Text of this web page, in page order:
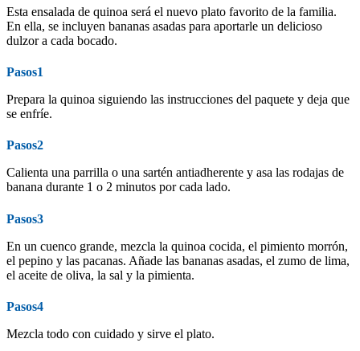
Esta ensalada de quinoa será el nuevo plato favorito de la familia.
En ella, se incluyen bananas asadas para aportarle un delicioso
dulzor a cada bocado.
Pasos1
Prepara la quinoa siguiendo las instrucciones del paquete y deja que
se enfríe.
Pasos2
Calienta una parrilla o una sartén antiadherente y asa las rodajas de
banana durante 1 o 2 minutos por cada lado.
Pasos3
En un cuenco grande, mezcla la quinoa cocida, el pimiento morrón,
el pepino y las pacanas. Añade las bananas asadas, el zumo de lima,
el aceite de oliva, la sal y la pimienta.
Pasos4
Mezcla todo con cuidado y sirve el plato.